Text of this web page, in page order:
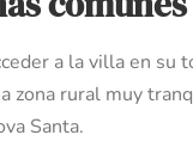
a la villa en su
zona rural muy
Santa.